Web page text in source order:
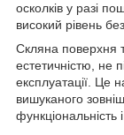
осколків у разі
високий рівень
Скляна поверхня
естетичністю, не
експлуатації. Це
вишуканого
функціональність